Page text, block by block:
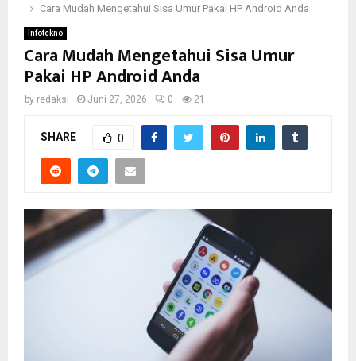
Cara Mudah Mengetahui Sisa Umur Pakai HP Android Anda
Infotekno
Cara Mudah Mengetahui Sisa Umur
Pakai HP Android Anda
by redaksi Juni 27, 2026 0 21
SHARE 0